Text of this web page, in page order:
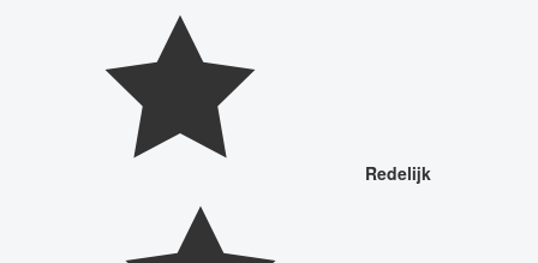
Redelijk